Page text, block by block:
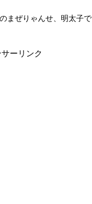
まぜりゃんせ、明太子
ーリンク